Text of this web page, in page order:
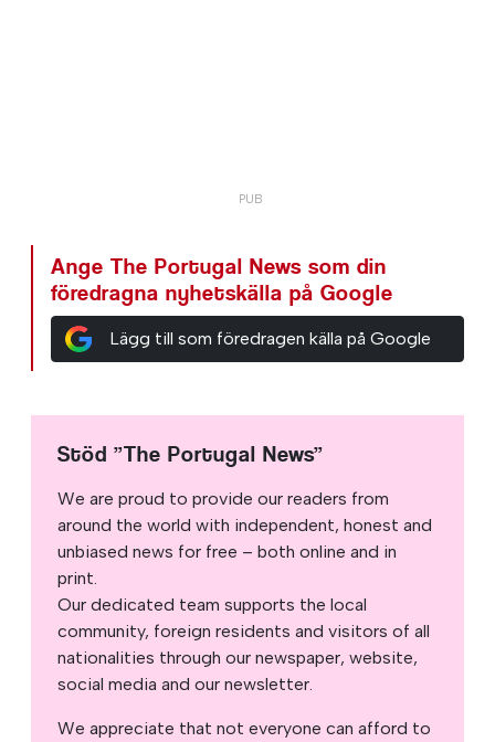
Ange The Portugal News som din
föredragna nyhetskälla på Google
Lägg till som föredragen källa på Google
Stöd ”The Portugal News”
We are proud to provide our readers from
around the world with independent, honest and
unbiased news for free – both online and in
print.
Our dedicated team supports the local
community, foreign residents and visitors of all
nationalities through our newspaper, website,
social media and our newsletter.
We appreciate that not everyone can afford to